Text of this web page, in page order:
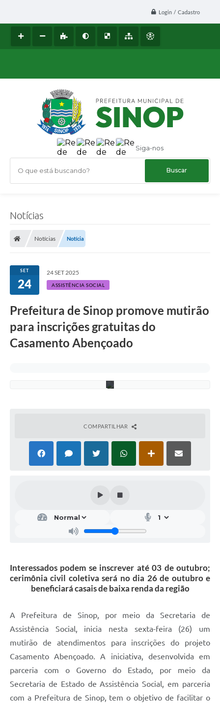
Login / Cadastro
Siga-nos
O que está buscando?
Notícias
Notícias Notícia
SET
24
24 SET 2025
ASSISTÊNCIA SOCIAL
Prefeitura de Sinop promove mutirão
para inscrições gratuitas do
Casamento Abençoado
e
o
COMPARTILHAR
Interessados podem se inscrever até 03 de outubro;
cerimônia civil coletiva será no dia 26 de outubro e
beneficiará casais de baixa renda da região
A Prefeitura de Sinop, por meio da Secretaria de
Assistência Social, inicia nesta sexta-feira (26) um
mutirão de atendimentos para inscrições do projeto
Casamento Abençoado. A iniciativa, desenvolvida em
parceria com o Governo do Estado, por meio da
Secretaria de Estado de Assistência Social, em parceria
com a Prefeitura de Sinop, tem o objetivo de facilitar o